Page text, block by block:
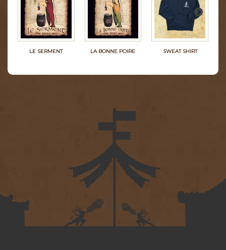
LE SERMENT LA BONNE POIRE SWEAT SHIRT